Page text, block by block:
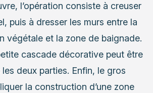
l’opération consiste à creuser
puis à dresser les murs entre la
végétale et la zone de baignade.
cascade décorative peut être
deux parties. Enfin, le gros
la construction d’une zone